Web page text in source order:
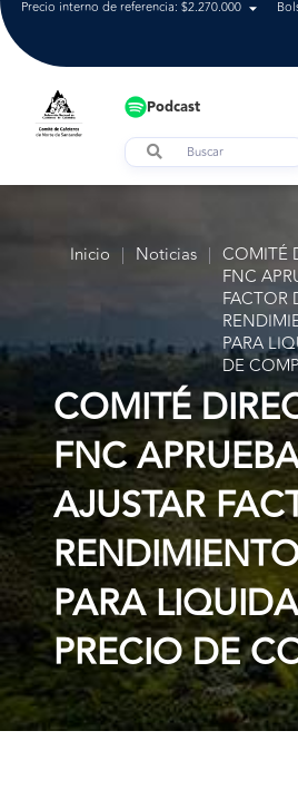
Precio interno de referencia: $2.270.000
Podcast
Inicio | Noticias | COMITÉ
FNC
FACTOR
PARA
DE
COMITÉ
FNC
AJUSTAR
PARA
PRECIO DE